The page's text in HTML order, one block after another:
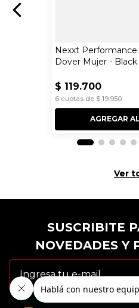
Nexxt Performance
Dover Mujer - Black
$ 119.700
6cuotas de $ 19.950
AGREGAR
Ver
SUSCRIBITE
NOVEDADES Y